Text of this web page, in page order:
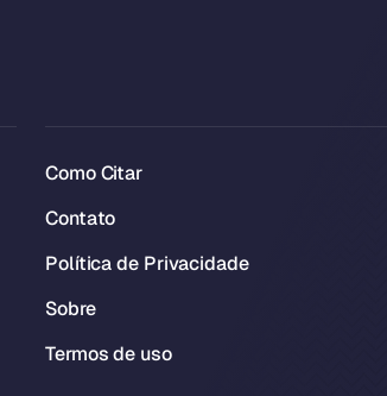
Como Citar
Contato
Política de Privacidade
Sobre
Termos de uso